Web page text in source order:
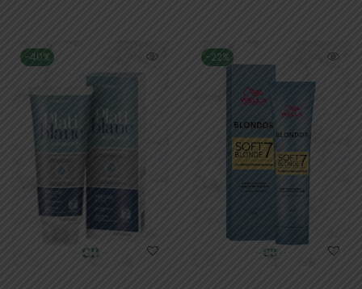
-40% -22%